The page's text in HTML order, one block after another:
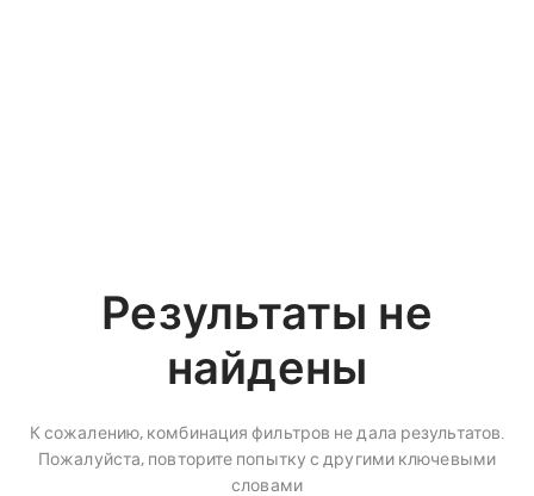
Результаты не
найдены
К сожалению, комбинация фильтров не дала результатов.
Пожалуйста, повторите попытку с другими ключевыми
словами